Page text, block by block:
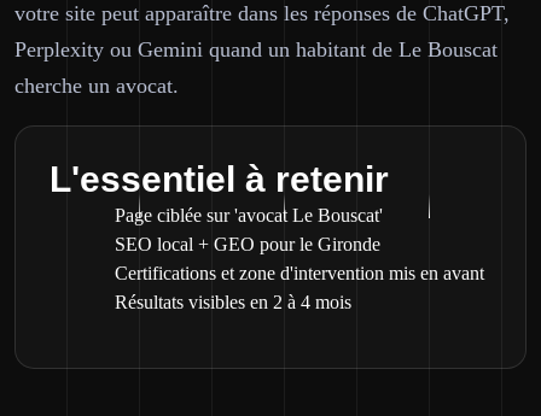
votre site peut apparaître dans les réponses de ChatGPT,
Perplexity ou Gemini quand un habitant de Le Bouscat
cherche un avocat.
L'essentiel à retenir
Page ciblée sur 'avocat Le Bouscat'
SEO local + GEO pour le Gironde
Certifications et zone d'intervention mis en avant
Résultats visibles en 2 à 4 mois